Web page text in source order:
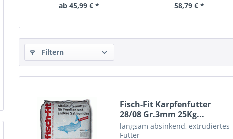
ab 45,99 € * 58,79 € *
Filtern
Fisch-Fit Karpfenfutter
28/08 Gr.3mm 25Kg...
langsam absinkend, extrudiertes
Futter